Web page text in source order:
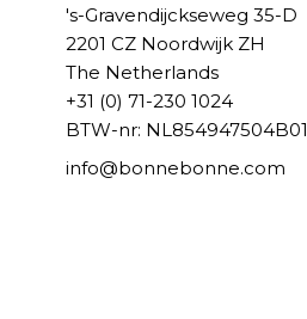
's-Gravendijckseweg 35-D
2201 CZ Noordwijk ZH
The Netherlands
+31 (0) 71-230 1024
BTW-nr: NL854947504B01
info@bonnebonne.com